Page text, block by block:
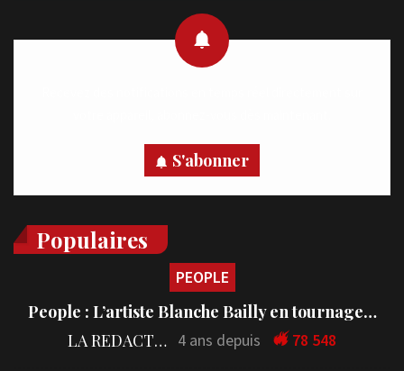
S'abonner
Populaires
PEOPLE
People : L’artiste Blanche Bailly en tournage…
LA REDACTION 4 ans depuis 78 548